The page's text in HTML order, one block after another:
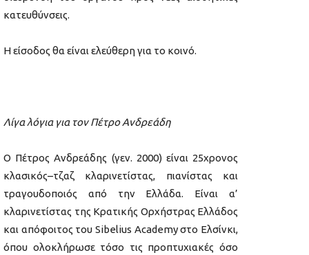
κατευθύνσεις.
Η είσοδος θα είναι ελεύθερη για το κοινό.
Λίγα λόγια για τον Πέτρο Ανδρεάδη
Ο Πέτρος Ανδρεάδης (γεν. 2000) είναι 25χρονος
κλασικός–τζαζ κλαρινετίστας, πιανίστας και
τραγουδοποιός από την Ελλάδα. Είναι α’
κλαρινετίστας της Κρατικής Ορχήστρας Ελλάδος
και απόφοιτος του Sibelius Academy στο Ελσίνκι,
όπου ολοκλήρωσε τόσο τις προπτυχιακές όσο